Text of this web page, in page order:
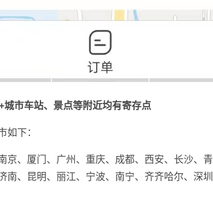
城市车站、景点等附近均有寄存点
如下：
京、厦门、广州、重庆、成都、西安、长沙、
南、昆明、丽江、宁波、南宁、齐齐哈尔、深